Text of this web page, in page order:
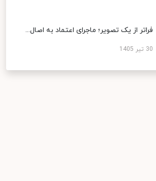
فراتر از یک تصویر؛ ماجرای اعتماد به اصال...
30 تیر 1405